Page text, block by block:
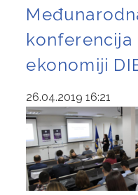
ekonomiji
26.04.2019 16:21